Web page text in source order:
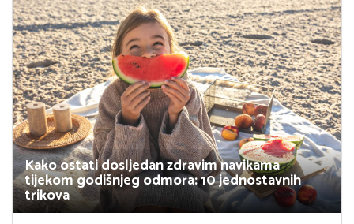
Kako ostati dosljedan zdravim navikama
tijekom godišnjeg odmora: 10 jednostavnih
trikova